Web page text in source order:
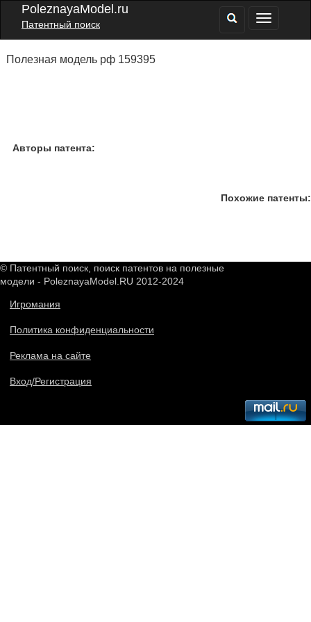
PoleznayaModel.ru
Патентный поиск
Полезная модель рф 159395
Авторы патента:
Похожие патенты:
© Патентный поиск, поиск патентов на полезные
модели - PoleznayaModel.RU 2012-2024
Игромания
Политика конфиденциальности
Реклама на сайте
Вход/Регистрация